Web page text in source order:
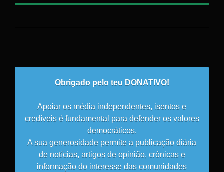
Obrigado pelo teu DONATIVO!
Apoiar os média independentes, isentos e
credíveis é fundamental para defender os valores
democráticos.
A sua generosidade permite a publicação diária
de notícias, artigos de opinião, crónicas e
informação do interesse das comunidades